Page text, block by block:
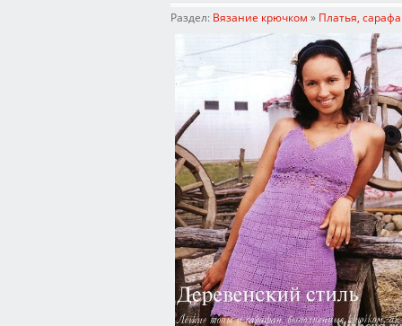
Раздел: Вязание крючком » Платья,